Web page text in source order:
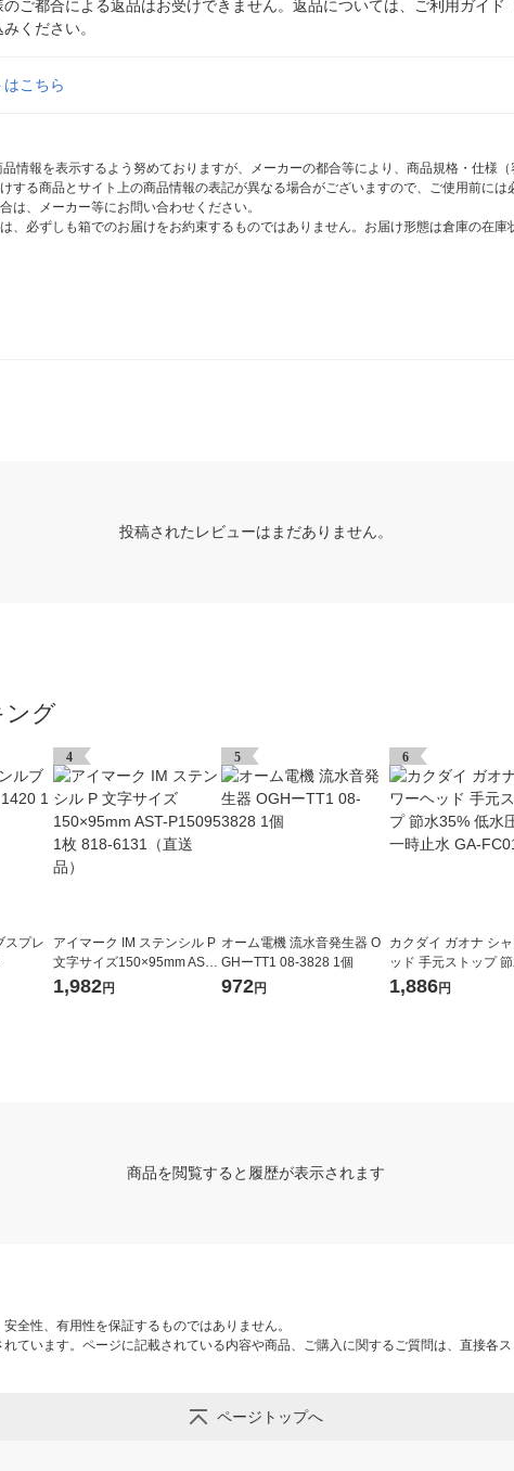
のご都合による返品はお受けできません。返品については、ご利用ガイ
ください。
こちら
情報を表示するよう努めておりますが、メーカーの都合等により、商品規格・仕様
する商品とサイト上の商品情報の表記が異なる場合がございますので、ご使用前に
は、メーカー等にお問い合わせください。
、必ずしも箱でのお届けをお約束するものではありません。お届け形態は倉庫の在
投稿されたレビューはまだありません。
ング
スプレ
4
アイマーク IM ステンシル P
文字サイズ150×95mm AST-
P15095 1枚 818-6131（直
1,982円
5
オーム電機 流水音発生器 O
GHーTT1 08-3828 1個
972円
6
カクダイ ガオナ シ
ッド 手元ストップ
低水圧対応 一時止水
1,886円
商品を閲覧すると履歴が表示されます
全性、有用性を保証するものではありません。
ています。ページに記載されている内容や商品、ご購入に関するご質問は、直接各ス
ページトップへ